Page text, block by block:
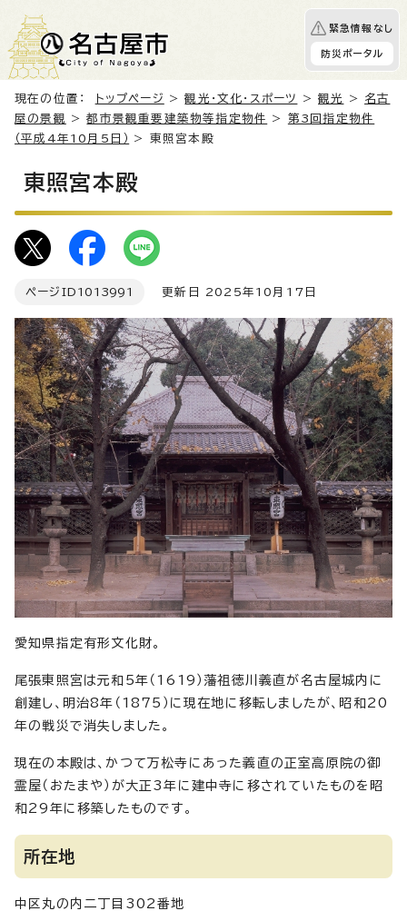
緊急情報なし
防災ポータル
現在の位置： トップページ >観光・文化・スポーツ >観光 > 名古
屋の景観
>都市景観重要建築物等指定物件 > 第3回指定物件
（平成4年10月5日）
> 東照宮本殿
東照宮本殿
ページID 1013991 更新日 2025年10月17日
愛知県指定有形文化財。
尾張東照宮は元和5年（1619）藩祖徳川義直が名古屋城内に
創建し、明治8年（1875）に現在地に移転しましたが、昭和20
年の戦災で消失しました。
現在の本殿は、かつて万松寺にあった義直の正室高原院の御
霊屋（おたまや）が大正3年に建中寺に移されていたものを昭
和29年に移築したものです。
所在地
中区丸の内二丁目302番地